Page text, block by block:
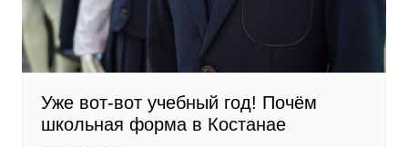
Уже вот-вот учебный год! Почём
школьная форма в Костанае